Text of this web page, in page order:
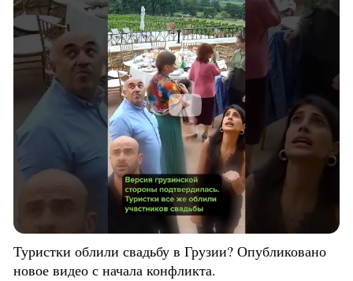
Туристки облили свадьбу в Грузии? Опубликовано
новое видео с начала конфликта.